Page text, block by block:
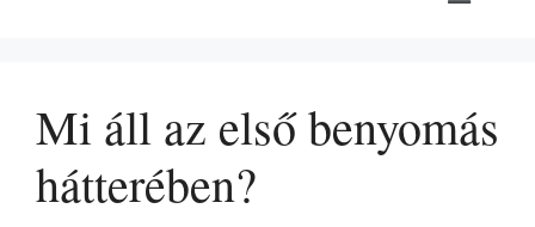
Mi áll az első benyomás
hátterében?